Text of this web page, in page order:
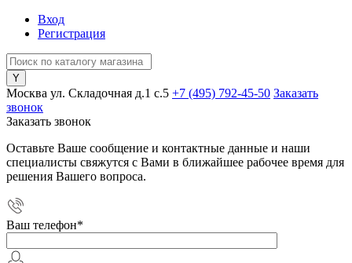
Вход
Регистрация
Москва ул. Складочная д.1 c.5 +7 (495) 792-45-50 Заказать
звонок
Заказать звонок
Оставьте Ваше сообщение и контактные данные и наши
специалисты свяжутся с Вами в ближайшее рабочее время для
решения Вашего вопроса.
Ваш телефон*